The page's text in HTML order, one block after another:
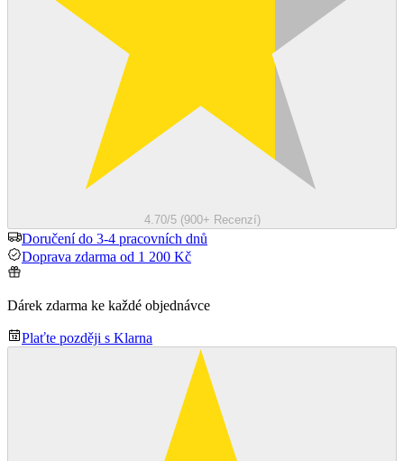
4.70/5 (900+ Recenzí)
Doručení do 3-4 pracovních dnů
Doprava zdarma od 1 200 Kč
Dárek zdarma ke každé objednávce
Plaťte později s Klarna